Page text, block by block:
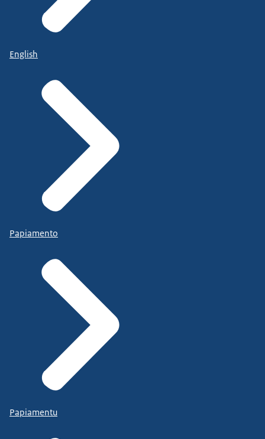
English
Papiamento
Papiamentu